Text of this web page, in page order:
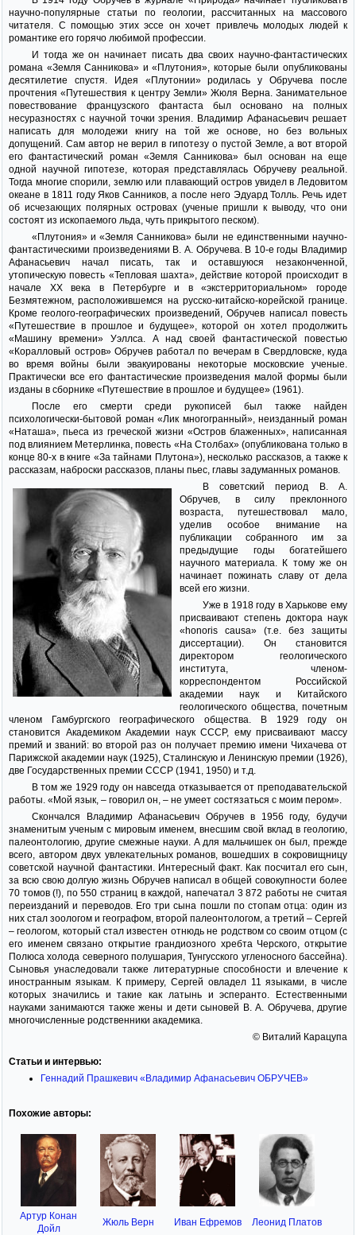
научно-популярные статьи по геологии, рассчитанных на массового
читателя. С помощью этих эссе он хочет привлечь молодых людей к
романтике его горячо любимой профессии.
И тогда же он начинает писать два своих научно-фантастических
романа «Земля Санникова» и «Плутония», которые были опубликованы
десятилетие спустя. Идея «Плутонии» родилась у Обручева после
прочтения «Путешествия к центру Земли» Жюля Верна. Занимательное
повествование французского фантаста был основано на полных
несуразностях с научной точки зрения. Владимир Афанасьевич решает
написать для молодежи книгу на той же основе, но без вольных
допущений. Сам автор не верил в гипотезу о пустой Земле, а вот второй
его фантастический роман «Земля Санникова» был основан на еще
одной научной гипотезе, которая представлялась Обручеву реальной.
Тогда многие спорили, землю или плавающий остров увидел в Ледовитом
океане в 1811 году Яков Санников, а после него Эдуард Толль. Речь идет
об исчезающих полярных островах (ученые пришли к выводу, что они
состоят из ископаемого льда, чуть прикрытого песком).
«Плутония» и «Земля Санникова» были не единственными научно-
фантастическими произведениями В. А. Обручева. В 10-е годы Владимир
Афанасьевич начал писать, так и оставшуюся незаконченной,
утопическую повесть «Тепловая шахта», действие которой происходит в
начале ХХ века в Петербурге и в «экстерриториальном» городе
Безмятежном, расположившемся на русско-китайско-корейской границе.
Кроме геолого-географических произведений, Обручев написал повесть
«Путешествие в прошлое и будущее», которой он хотел продолжить
«Машину времени» Уэллса. А над своей фантастической повестью
«Коралловый остров» Обручев работал по вечерам в Свердловске, куда
во время войны были эвакуированы некоторые московские ученые.
Практически все его фантастические произведения малой формы были
изданы в сборнике «Путешествие в прошлое и будущее» (1961).
После его смерти среди рукописей был также найден
психологически-бытовой роман «Лик многогранный», неизданный роман
«Наташа», пьеса из греческой жизни «Остров блаженных», написанная
под влиянием Метерлинка, повесть «На Столбах» (опубликована только в
конце 80-х в книге «За тайнами Плутона»), несколько рассказов, а также к
рассказам, наброски рассказов, планы пьес, главы задуманных романов.
В советский период В. А.
Обручев, в силу преклонного
возраста, путешествовал мало,
уделив особое внимание на
публикации собранного им за
предыдущие годы богатейшего
научного материала. К тому же он
начинает пожинать славу от дела
всей его жизни.
Уже в 1918 году в Харькове ему
присваивают степень доктора наук
«honoris causa» (т.е. без защиты
диссертации). Он становится
директором геологического
института, членом-
корреспондентом Российской
академии наук и Китайского
геологического общества, почетным
членом Гамбургского географического общества. В 1929 году он
становится Академиком Академии наук СССР, ему присваивают массу
премий и званий: во второй раз он получает премию имени Чихачева от
Парижской академии наук (1925), Сталинскую и Ленинскую премии (1926),
две Государственных премии СССР (1941, 1950) и т.д.
В том же 1929 году он навсегда отказывается от преподавательской
работы. «Мой язык, – говорил он, – не умеет состязаться с моим пером».
Скончался Владимир Афанасьевич Обручев в 1956 году, будучи
знаменитым ученым с мировым именем, внесшим свой вклад в геологию,
палеонтологию, другие смежные науки. А для мальчишек он был, прежде
всего, автором двух увлекательных романов, вошедших в сокровищницу
советской научной фантастики. Интересный факт. Как посчитал его сын,
за всю свою долгую жизнь Обручев написал в общей совокупности более
70 томов (!), по 550 страниц в каждой, напечатал 3 872 работы не считая
переизданий и переводов. Его три сына пошли по стопам отца: один из
них стал зоологом и географом, второй палеонтологом, а третий – Сергей
– геологом, который стал известен отнюдь не родством со своим отцом (с
его именем связано открытие грандиозного хребта Черского, открытие
Полюса холода северного полушария, Тунгусского угленосного бассейна).
Сыновья унаследовали также литературные способности и влечение к
иностранным языкам. К примеру, Сергей овладел 11 языками, в числе
которых значились и такие как латынь и эсперанто. Естественными
науками занимаются также жены и дети сыновей В. А. Обручева, другие
многочисленные родственники академика.
© Виталий Карацупа
Статьи и интервью:
Геннадий Прашкевич «Владимир Афанасьевич ОБРУЧЕВ»
Похожие авторы:
Артур Конан
Дойл
Жюль Верн Иван Ефремов Леонид Платов